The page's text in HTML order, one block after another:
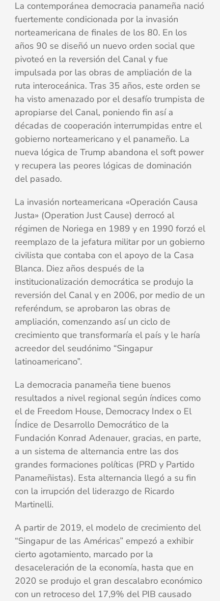
La contemporánea democracia panameña nació
fuertemente condicionada por la invasión
norteamericana de finales de los 80. En los
años 90 se diseñó un nuevo orden social que
pivoteó en la reversión del Canal y fue
impulsada por las obras de ampliación de la
ruta interoceánica. Tras 35 años, este orden se
ha visto amenazado por el desafío trumpista de
apropiarse del Canal, poniendo fin así a
décadas de cooperación interrumpidas entre el
gobierno norteamericano y el panameño. La
nueva lógica de Trump abandona el soft power
y recupera las peores lógicas de dominación
del pasado.
La invasión norteamericana «Operación Causa
Justa» (Operation Just Cause) derrocó al
régimen de Noriega en 1989 y en 1990 forzó el
reemplazo de la jefatura militar por un gobierno
civilista que contaba con el apoyo de la Casa
Blanca. Diez años después de la
institucionalización democrática se produjo la
reversión del Canal y en 2006, por medio de un
referéndum, se aprobaron las obras de
ampliación, comenzando así un ciclo de
crecimiento que transformaría el país y le haría
acreedor del seudónimo “Singapur
latinoamericano”.
La democracia panameña tiene buenos
resultados a nivel regional según índices como
el de Freedom House, Democracy Index o El
Índice de Desarrollo Democrático de la
Fundación Konrad Adenauer, gracias, en parte,
a un sistema de alternancia entre las dos
grandes formaciones políticas (PRD y Partido
Panameñistas). Esta alternancia llegó a su fin
con la irrupción del liderazgo de Ricardo
Martinelli.
A partir de 2019, el modelo de crecimiento del
“Singapur de las Américas” empezó a exhibir
cierto agotamiento, marcado por la
desaceleración de la economía, hasta que en
2020 se produjo el gran descalabro económico
con un retroceso del 17,9% del PIB causado